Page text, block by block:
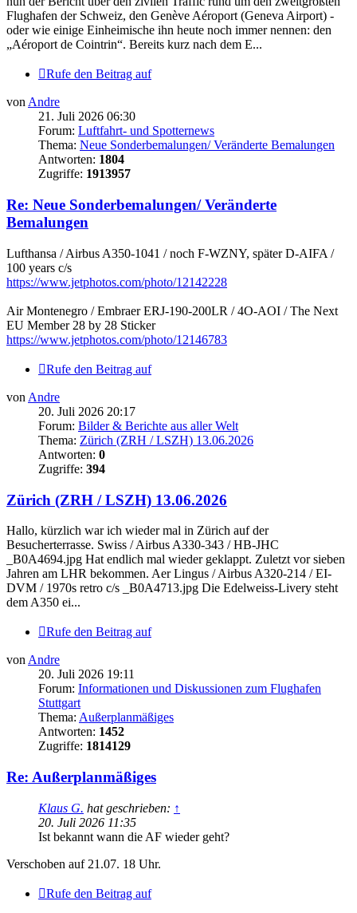
Flughafen der Schweiz, den Genève Aéroport (Geneva Airport) -
oder wie einige Einheimische ihn heute noch immer nennen: den
„Aéroport de Cointrin“. Bereits kurz nach dem E...
Rufe den Beitrag auf
von Andre
21. Juli 2026 06:30
Forum: Luftfahrt- und Spotternews
Thema: Neue Sonderbemalungen/ Veränderte Bemalungen
Antworten: 1804
Zugriffe: 1913957
Re: Neue Sonderbemalungen/ Veränderte
Bemalungen
Lufthansa / Airbus A350-1041 / noch F-WZNY, später D-AIFA /
100 years c/s
https://www.jetphotos.com/photo/12142228
Air Montenegro / Embraer ERJ-190-200LR / 4O-AOI / The Next
EU Member 28 by 28 Sticker
https://www.jetphotos.com/photo/12146783
Rufe den Beitrag auf
von Andre
20. Juli 2026 20:17
Forum: Bilder & Berichte aus aller Welt
Thema: Zürich (ZRH / LSZH) 13.06.2026
Antworten: 0
Zugriffe: 394
Zürich (ZRH / LSZH) 13.06.2026
Hallo, kürzlich war ich wieder mal in Zürich auf der
Besucherterrasse. Swiss / Airbus A330-343 / HB-JHC
_B0A4694.jpg Hat endlich mal wieder geklappt. Zuletzt vor sieben
Jahren am LHR bekommen. Aer Lingus / Airbus A320-214 / EI-
DVM / 1970s retro c/s _B0A4713.jpg Die Edelweiss-Livery steht
dem A350 ei...
Rufe den Beitrag auf
von Andre
20. Juli 2026 19:11
Forum: Informationen und Diskussionen zum Flughafen
Stuttgart
Thema: Außerplanmäßiges
Antworten: 1452
Zugriffe: 1814129
Re: Außerplanmäßiges
Klaus G. hat geschrieben: ↑
20. Juli 2026 11:35
Ist bekannt wann die AF wieder geht?
Verschoben auf 21.07. 18 Uhr.
Rufe den Beitrag auf